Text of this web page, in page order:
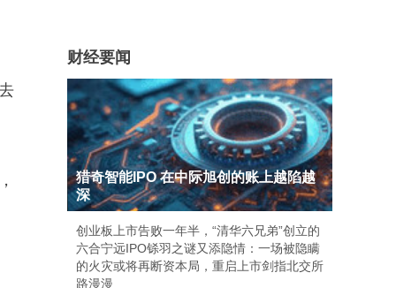
财经要闻
猎奇智能IPO 在中际旭创的账上越陷越
深
创业板上市告败一年半，“清华六兄弟”创立的
六合宁远IPO铩羽之谜又添隐情：一场被隐瞒
的火灾或将再断资本局，重启上市剑指北交所
路漫漫